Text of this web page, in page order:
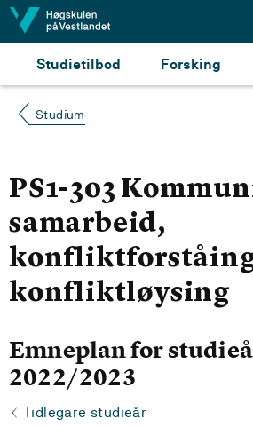
Hopp til innhald
Studietilbod Forsking
Studium
PS1-303
samarbeid,
konfliktforståing
konfliktløysing
Emneplan for
2022/2023
Tidlegare studieår